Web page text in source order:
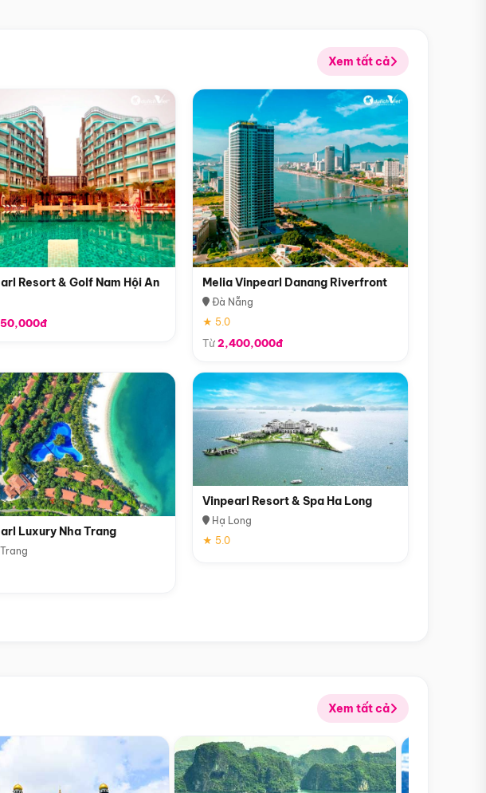
Xem tất cả
Resort & Golf Nam Hội An Melia Vinpearl Danang Riverfront
Đà Nẵng
★ 5.0
Từ2,400,000đ
Luxury Nha Trang
Vinpearl Resort & Spa Ha Long
Hạ Long
★ 5.0
Xem tất cả